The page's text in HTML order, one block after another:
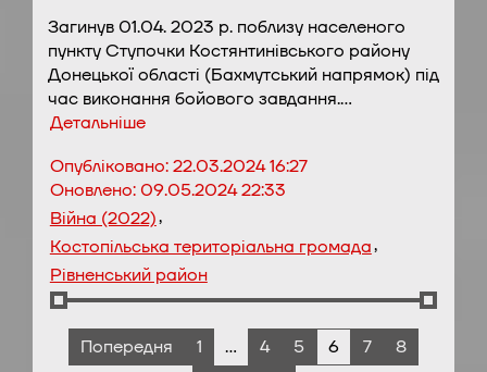
Загинув 01.04. 2023 р. поблизу населеного
пункту Ступочки Костянтинівського району
Донецької області (Бахмутський напрямок) під
час виконання бойового завдання.…
Детальніше
Опубліковано:22.03.2024 16:27
Оновлено:09.05.2024 22:33
Війна (2022),
Костопільська територіальна громада,
Рівненський район
Попередня 1 … 4 5 6 7 8